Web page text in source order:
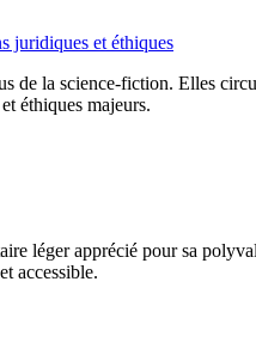
juridiques et éthiques
de la science-fiction. Elles
éthiques majeurs.
léger apprécié pour sa
accessible.